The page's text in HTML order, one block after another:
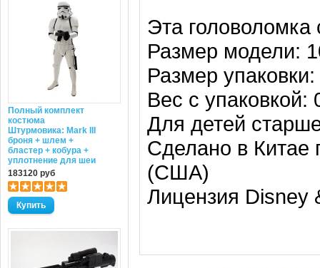
Полный комплект
костюма
Штурмовика: Mark III
броня + шлем +
бластер + кобура +
уплотнение для шеи
183120 руб
Эта головоломка
Размер модели:
Размер
Вес с упаковкой:
Для детей
Сделано в Китае
(США)
Лицензия Disney